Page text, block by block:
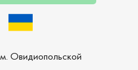
Овидиопольской